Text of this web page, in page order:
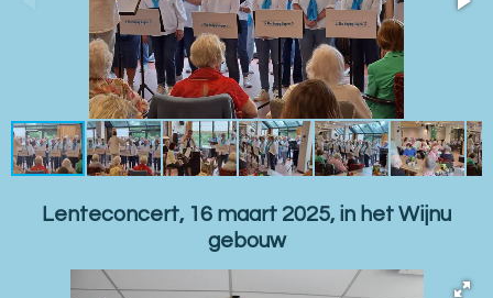
Lenteconcert, 16 maart 2025, in het Wijnu
gebouw